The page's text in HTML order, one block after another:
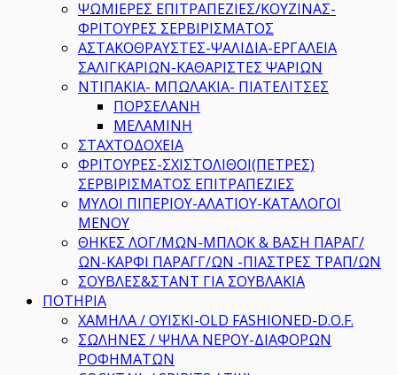
ΨΩΜΙΕΡΕΣ ΕΠΙΤΡΑΠΕΖΙΕΣ/ΚΟΥΖΙΝΑΣ-
ΦΡΙΤΟΥΡΕΣ ΣΕΡΒΙΡΙΣΜΑΤΟΣ
ΑΣΤΑΚΟΘΡΑΥΣΤΕΣ-ΨΑΛΙΔΙΑ-ΕΡΓΑΛΕΙΑ
ΣΑΛΙΓΚΑΡΙΩΝ-ΚΑΘΑΡΙΣΤΕΣ ΨΑΡΙΩΝ
ΝΤΙΠΑΚΙΑ- ΜΠΩΛΑΚΙΑ- ΠΙΑΤΕΛΙΤΣΕΣ
ΠΟΡΣΕΛΑΝΗ
ΜΕΛΑΜΙΝΗ
ΣΤΑΧΤΟΔΟΧΕΙΑ
ΦΡΙΤΟΥΡΕΣ-ΣΧΙΣΤΟΛΙΘΟΙ(ΠΕΤΡΕΣ)
ΣΕΡΒΙΡΙΣΜΑΤΟΣ ΕΠΙΤΡΑΠΕΖΙΕΣ
ΜΥΛΟΙ ΠΙΠΕΡΙΟΥ-ΑΛΑΤΙΟΥ-ΚΑΤΑΛΟΓΟΙ
ΜΕΝΟΥ
ΘΗΚΕΣ ΛΟΓ/ΜΩΝ-ΜΠΛΟΚ & ΒΑΣΗ ΠΑΡΑΓ/
ΩΝ-ΚΑΡΦΙ ΠΑΡΑΓΓ/ΩΝ -ΠΙΑΣΤΡΕΣ ΤΡΑΠ/ΩΝ
ΣΟΥΒΛΕΣ&ΣΤΑΝΤ ΓΙΑ ΣΟΥΒΛΑΚΙΑ
ΠΟΤΗΡΙΑ
ΧΑΜΗΛΑ / ΟΥΙΣΚΙ-OLD FASHIONED-D.O.F.
ΣΩΛΗΝΕΣ / ΨΗΛΑ ΝΕΡΟΥ-ΔΙΑΦΟΡΩΝ
ΡΟΦΗΜΑΤΩΝ